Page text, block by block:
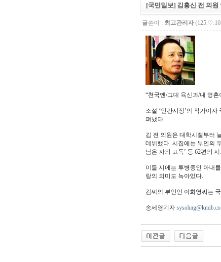
[국민일보] 김홍신 전 의원
글쓴이 : 최고관리자
“천국엔/그대 육신과/내 영
소설 ‘인간시장’의 작가이
펴냈다.
김 전 의원은 대학시절부터
데뷔했다. 시집에는 부인의
남은 자의 고독’ 등 62편의
이들 시에는 투병중인 아내
랑의 의미도 녹아있다.
김씨의 부인인 이화영씨는
송세영기자